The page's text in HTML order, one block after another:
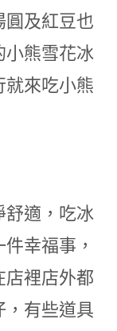
圓及紅豆也
小熊雪花冰
就來吃小熊
舒適，吃冰
幸福事，
店裡店外都
，有些道具